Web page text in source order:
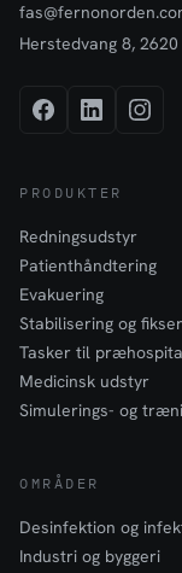
Herstedvang 8,
PRODUKTER
Redningsudstyr
Patienthåndtering
Evakuering
Stabilisering og
Tasker til
Medicinsk udstyr
Simulerings- og
OMRÅDER
Desinfektion og
Industri og byggeri